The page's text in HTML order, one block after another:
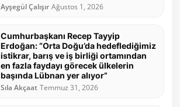
Ayşegül Çalışır Ağustos 1, 2026
Cumhurbaşkanı Recep Tayyip
Erdoğan: “Orta Doğu’da hedeflediğimiz
istikrar, barış ve iş birliği ortamından
en fazla faydayı görecek ülkelerin
başında Lübnan yer alıyor”
Sıla Akçaat Temmuz 31, 2026